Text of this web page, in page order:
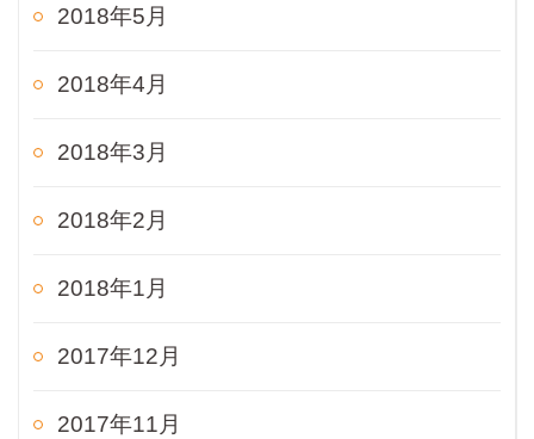
2018年5月
2018年4月
2018年3月
2018年2月
2018年1月
2017年12月
2017年11月